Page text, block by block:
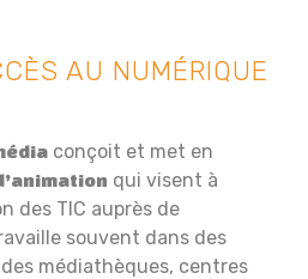
AU NUMÉRIQUE
conçoit et met en
qui visent à
des TIC auprès de
souvent dans des
médiathèques, centres